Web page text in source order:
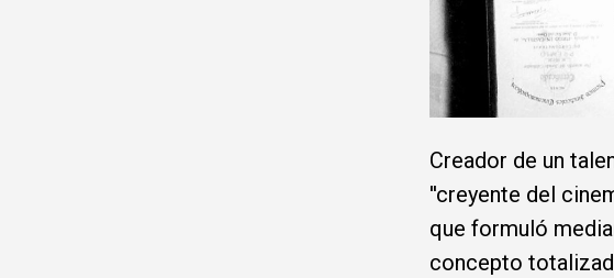
Creador de un
''creyente del
que formuló
concepto